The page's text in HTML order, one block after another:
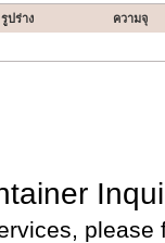
รูปร่าง ความจุ